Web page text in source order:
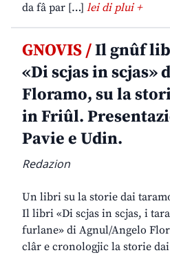
da fâ par […] lei di plui +
GNOVIS /Il gnûf
«Di scjas in scjas»
Floramo, su la
in Friûl.
Pavie e Udin.
Redazion
Un libri su la storie dai
Il libri «Di scjas in scjas, i
furlane» di Agnul/Angelo
clâr e cronologjic la storie